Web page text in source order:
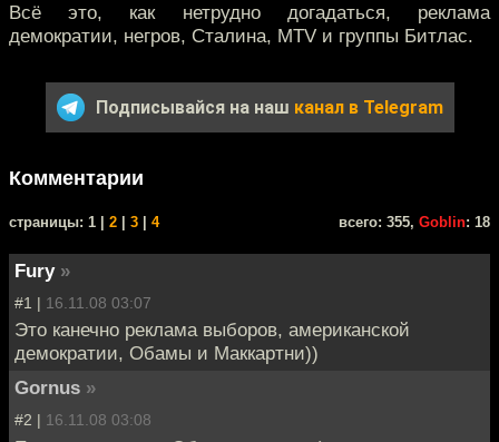
Всё это, как нетрудно догадаться, реклама
демократии, негров, Сталина, MTV и группы Битлас.
Подписывайся на наш канал в Telegram
Комментарии
cтраницы: 1 | 2 3 4 всего: 355, Goblin: 18
Fury »
#1 | 16.11.08 03:07
Это канечно реклама выборов, американской
демократии, Обамы и Маккартни))
Gornus »
#2 | 16.11.08 03:08